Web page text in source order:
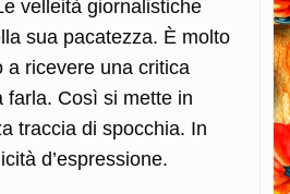
velleità giornalistiche
sua pacatezza. È molto
a ricevere una critica
farla. Così si mette in
traccia di spocchia. In
d’espressione.